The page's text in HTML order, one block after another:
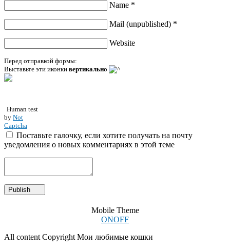
Name *
Mail (unpublished) *
Website
Перед отправкой формы:
Выставьте эти иконки вертикально
Human test
by Not
Captcha
Поставьте галочку, если хотите получать на почту
уведомления о новых комментариях в этой теме
Mobile Theme
ONOFF
All content Copyright Мои любимые кошки